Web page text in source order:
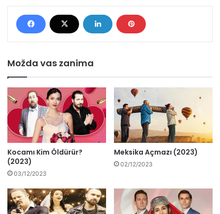
Možda vas zanima
Kocamı Kim Öldürür?
(2023)
03/12/2023
Meksika Açmazı (2023)
02/12/2023